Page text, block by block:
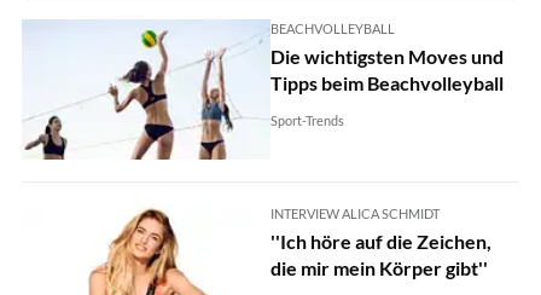
BEACHVOLLEYBALL
Die wichtigsten Moves und
Tipps beim Beachvolleyball
Sport-Trends
INTERVIEW ALICA SCHMIDT
''Ich höre auf die Zeichen,
die mir mein Körper gibt''